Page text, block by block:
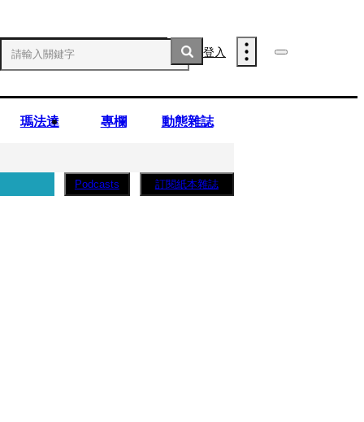
登入
瑪法達 專欄 動態雜誌
Podcasts 訂閱紙本雜誌